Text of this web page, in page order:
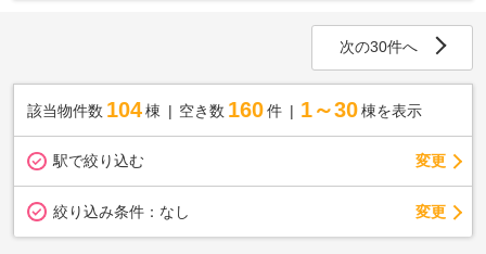
次の30件へ
該当物件数 104棟 空き数 160 件 1～30 棟を表示
駅で絞り込む 変更
絞り込み条件： なし 変更